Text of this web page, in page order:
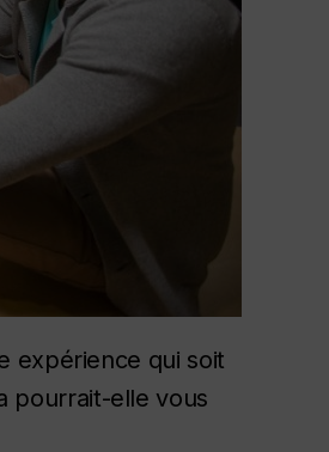
expérience qui soit
pourrait-elle vous